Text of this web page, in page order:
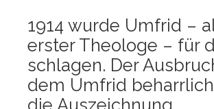
1914 wur­de Umfrid –
ers­ter Theo­lo­ge – für
schla­gen. Der
dem Umfrid
die Auszeichnung.